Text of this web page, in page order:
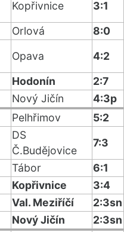
Kopřivnice
3:1
Orlová
8:0
Opava
4:2
Hodonín
2:7
Nový Jičín
4:3p
Pelhřimov
5:2
DS
Č.Budějovice
7:3
Tábor
6:1
Kopřivnice
3:4
Val. Meziříčí
2:3sn
Nový Jičín 2:3sn